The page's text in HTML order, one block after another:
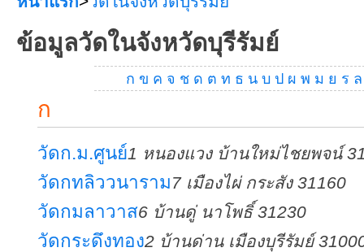
ข้อมูลวัดในจังหวัดบุรีรัมย์
ก ข ค จ ช ด ต ท ธ น บ ป ผ พ ม ย ร ล
ก
วัดก.ม.ศูนย์1 หนองแวง บ้านใหม่ไชยพจน์
วัดกทลิววนาราม7 เมืองไผ่ กระสัง 31160
วัดกมลาวาส6 บ้านดู่ นาโพธิ์ 31230
วัดกระดึงทอง2 บ้านด่าน เมืองบุรีรัมย์